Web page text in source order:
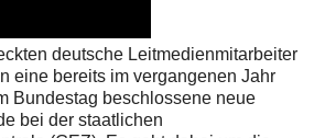
deutsche Leitmedienmitarbeiter
eine bereits im vergangenen Jahr
Bundestag beschlossene neue
bei der staatlichen